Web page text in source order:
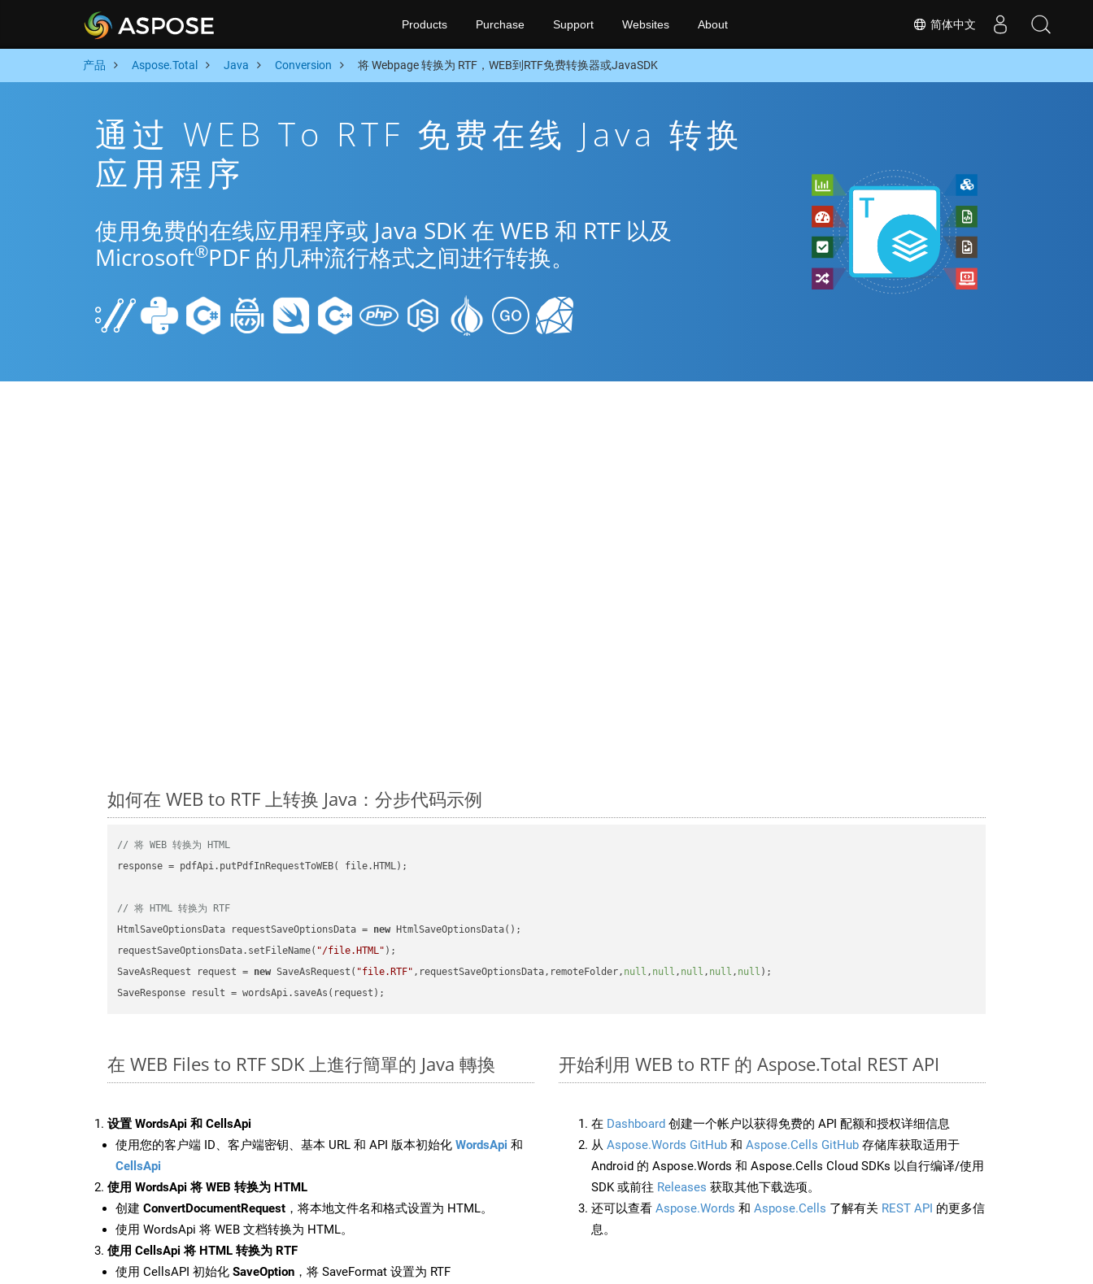
简体中文
Products Purchase Support Websites About
产品 Aspose.Total Java Conversion 将 Webpage 转换为 RTF，WEB到RTF免费转换器或JavaSDK
通过 WEB To RTF 免费在线 Java 转换
应用程序
使用免费的在线应用程序或 Java SDK 在 WEB 和 RTF 以及
Microsoft®PDF 的几种流行格式之间进行转换。
如何在 WEB to RTF 上转换 Java：分步代码示例
// 将 WEB 转换为 HTML
response = pdfApi.putPdfInRequestToWEB( file.HTML);
// 将 HTML 转换为 RTF
HtmlSaveOptionsData requestSaveOptionsData = new HtmlSaveOptionsData();
requestSaveOptionsData.setFileName( "/file.HTML" );
SaveAsRequest request = new SaveAsRequest( "file.RTF" ,requestSaveOptionsData,remoteFolder, null , null , null , null , null );
在 WEB Files to RTF SDK 上進行簡單的 Java 轉換
设置 WordsApi 和 CellsApi
使用您的客户端 ID、客户端密钥、基本 URL 和 API 版本初始化 WordsApi 和
CellsApi
使用 WordsApi 将 WEB 转换为 HTML
创建 ConvertDocumentRequest ，将本地文件名和格式设置为 HTML。
使用 WordsApi 将 WEB 文档转换为 HTML。
使用 CellsApi 将 HTML 转换为 RTF
使用 CellsAPI 初始化 SaveOption ，将 SaveFormat 设置为 RTF
开始利用 WEB to RTF 的 Aspose.Total REST API
在 Dashboard 创建一个帐户以获得免费的 API 配额和授权详细信息
从 Aspose.Words GitHub 和 Aspose.Cells GitHub 存储库获取适用于
Android 的 Aspose.Words 和 Aspose.Cells Cloud SDKs 以自行编译/使用
SDK 或前往 Releases 获取其他下载选项。
还可以查看 Aspose.Words 和 Aspose.Cells 了解有关 REST API 的更多信
息。